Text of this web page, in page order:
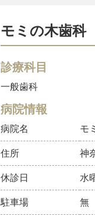
モミの木歯科
診療科目
一般歯科
病院情報
病院名 モ
住所 神
休診日 水
駐車場 無